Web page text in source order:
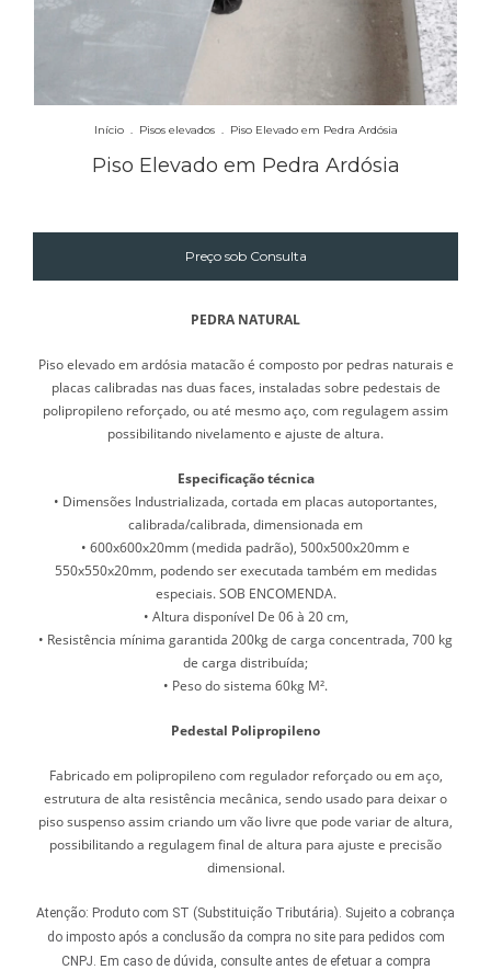
Início . Pisos elevados . Piso Elevado em Pedra Ardósia
Piso Elevado em Pedra Ardósia
PEDRA NATURAL
Piso elevado em ardósia matacão é composto por pedras naturais e
placas calibradas nas duas faces, instaladas sobre pedestais de
polipropileno reforçado, ou até mesmo aço, com regulagem assim
possibilitando nivelamento e ajuste de altura.
Especificação técnica
• Dimensões Industrializada, cortada em placas autoportantes,
calibrada/calibrada, dimensionada em
• 600x600x20mm (medida padrão), 500x500x20mm e
550x550x20mm, podendo ser executada também em medidas
especiais. SOB ENCOMENDA.
• Altura disponível De 06 à 20 cm,
• Resistência mínima garantida 200kg de carga concentrada, 700 kg
de carga distribuída;
• Peso do sistema 60kg M².
Pedestal Polipropileno
Fabricado em polipropileno com regulador reforçado ou em aço,
estrutura de alta resistência mecânica, sendo usado para deixar o
piso suspenso assim criando um vão livre que pode variar de altura,
possibilitando a regulagem final de altura para ajuste e precisão
dimensional.
Atenção: Produto com ST (Substituição Tributária). Sujeito a cobrança
do imposto após a conclusão da compra no site para pedidos com
CNPJ. Em caso de dúvida, consulte antes de efetuar a compra